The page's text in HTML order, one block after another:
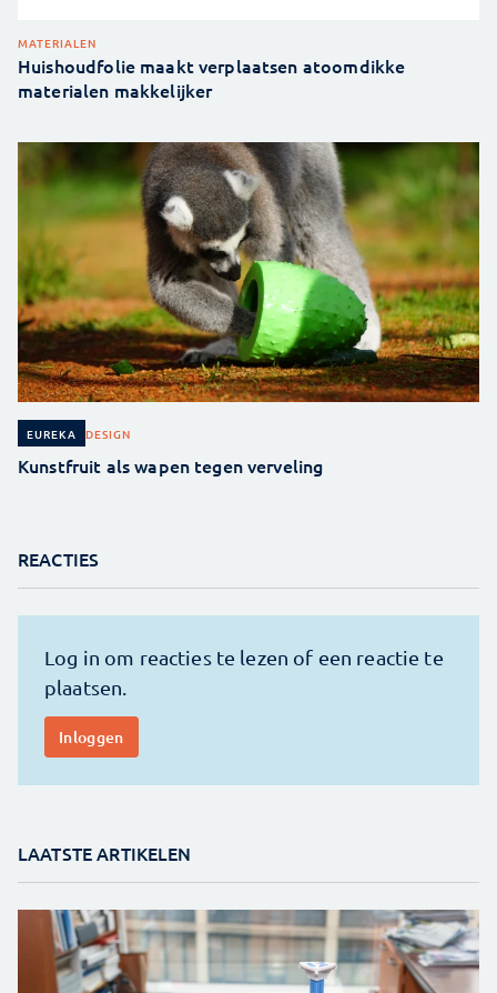
MATERIALEN
Huishoudfolie maakt verplaatsen atoomdikke
materialen makkelijker
EUREKA DESIGN
Kunstfruit als wapen tegen verveling
REACTIES
LAATSTE ARTIKELEN